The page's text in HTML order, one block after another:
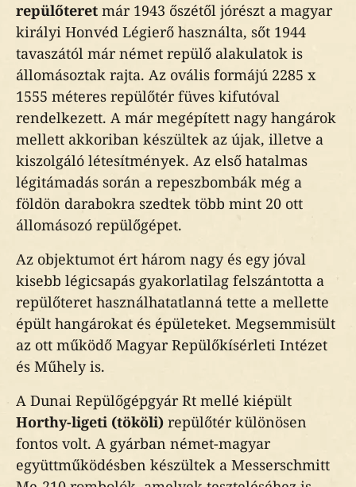
repülőteret már 1943 őszétől jórészt a magyar
királyi Honvéd Légierő használta, sőt 1944
tavaszától már német repülő alakulatok is
állomásoztak rajta. Az ovális formájú 2285 x
1555 méteres repülőtér füves kifutóval
rendelkezett. A már megépített nagy hangárok
mellett akkoriban készültek az újak, illetve a
kiszolgáló létesítmények. Az első hatalmas
légitámadás során a repeszbombák még a
földön darabokra szedtek több mint 20 ott
állomásozó repülőgépet.
Az objektumot ért három nagy és egy jóval
kisebb légicsapás gyakorlatilag felszántotta a
repülőteret használhatatlanná tette a mellette
épült hangárokat és épületeket. Megsemmisült
az ott működő Magyar Repülőkísérleti Intézet
és Műhely is.
A Dunai Repülőgépgyár Rt mellé kiépült
Horthy-ligeti (tököli) repülőtér különösen
fontos volt. A gyárban német-magyar
együttműködésben készültek a Messerschmitt